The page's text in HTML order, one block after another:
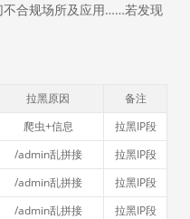
不合规场所及应用……若发现
拉黑原因
备注
爬虫+信息
拉黑IP段
/admin乱拼接
拉黑IP段
/admin乱拼接
拉黑IP段
/admin乱拼接
拉黑IP段